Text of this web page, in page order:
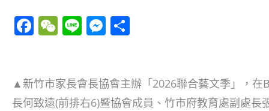
Facebook
WeChat
LineMessenger
▲新竹市家長會長協會主辦「2026聯合藝文季」，
長何致遠(前排右6)暨協會成員、竹市府教育處副處